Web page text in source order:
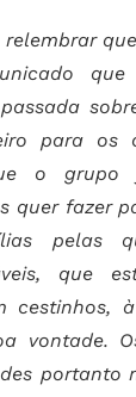
relembrar
para os
o grupo
quer fazer
pelas
que
cestinhos,
vontade.
portanto